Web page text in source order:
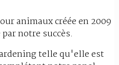
animaux créée en 2009
notre succès.
telle qu'elle est